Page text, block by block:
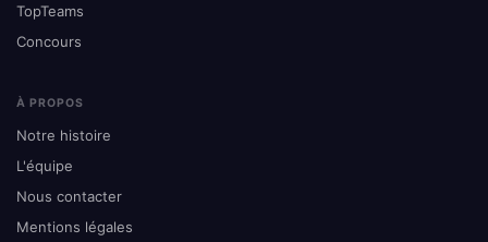
TopTeams
Concours
À PROPOS
Notre histoire
L'équipe
Nous contacter
Mentions légales